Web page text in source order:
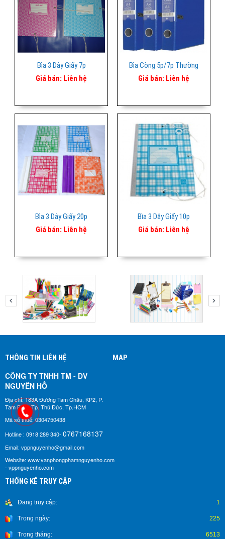
Bìa 3 Dây Giấy 7p
Giá bán: Liên hệ
Bìa Còng 5p/7p Thường
Giá bán: Liên hệ
Bìa 3 Dây Giấy 20p
Giá bán: Liên hệ
Bìa 3 Dây Giấy 10p
Giá bán: Liên hệ
THÔNG TIN LIÊN HỆ
CÔNG TY TNHH TM - DV
NGUYÊN HỒ​
Địa chỉ: 183A Đường Tam Châu, KP2, P.
Tam Bình, Tp. Thủ Đức, Tp.HCM
Mã số thuế: 0304750438
Hotline : 0918 289 340- 0767168137
Email: vppnguyenho@gmail.com
Website: www.vanphongphamnguyenho.com
- vppnguyenho.com
MAP
THỐNG KÊ TRUY CẬP
Đang truy cập: 1
Trong ngày: 225
Trong tháng: 6513